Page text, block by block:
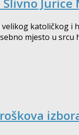
katoličkog i
mjesto u srcu